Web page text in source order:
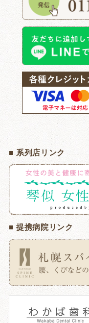
■ 系列店リンク
■ 提携病院リンク